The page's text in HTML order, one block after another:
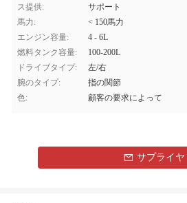
ス提供:
サポート
馬力:
< 150馬力
エンジン容量:
4 - 6L
燃料タンク容量:
100-200L
ドライブタイプ:
左/右
腕のタイプ:
指の関節
色:
顧客の要求によって
サプライヤ